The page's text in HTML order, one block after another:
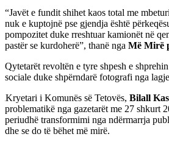
“Javët e fundit shihet kaos total me
nuk e kuptojnë pse gjendja është
pompozitet duke rreshtuar kamionët në
pastër se kurdoherë”, thanë nga Më Mirë
Qytetarët revoltën e tyre shpesh e
sociale duke shpërndarë fotografi nga
Kryetari i Komunës së Tetovës, Bilall
problematikë nga gazetarët me 27 shkurt
periudhë transformimi nga ndërmarrja
dhe se do të bëhet më mirë.